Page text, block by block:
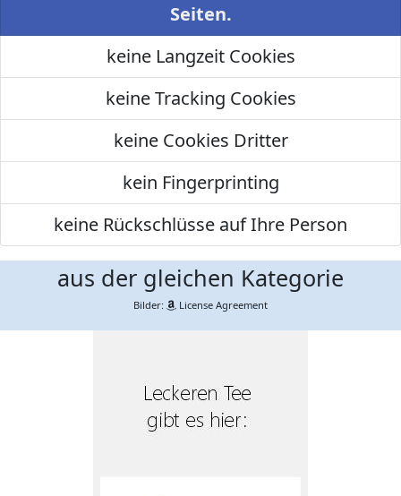
Seiten.
keine Langzeit Cookies
keine Tracking Cookies
keine Cookies Dritter
kein Fingerprinting
keine Rückschlüsse auf Ihre Person
aus der gleichen Kategorie
Bilder: License Agreement